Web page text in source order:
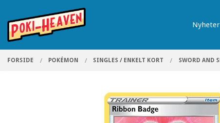
innholdet
PRODUKTER
Nyheter
FORSIDE POKÉMON SINGLES / ENKELT KORT SWORD AND